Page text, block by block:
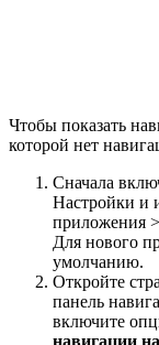
Чтобы показать
которой нет
Сначала
Настройки и
приложения
Для нового
умолчанию.
Откройте
панель
включите
навигации